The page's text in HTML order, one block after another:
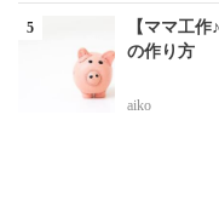
【ママ工
の作り方
aiko